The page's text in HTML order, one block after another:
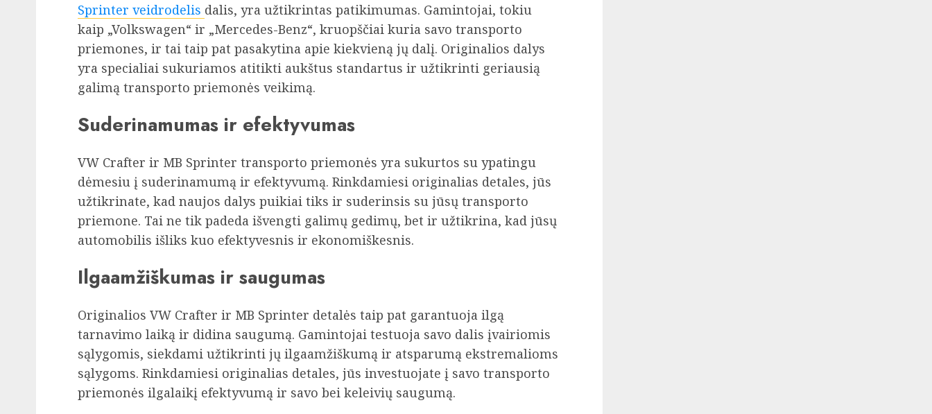
Sprinter veidrodelis dalis, yra užtikrintas patikimumas. Gamintojai, tokiu
kaip „Volkswagen“ ir „Mercedes-Benz“, kruopščiai kuria savo transporto
priemones, ir tai taip pat pasakytina apie kiekvieną jų dalį. Originalios dalys
yra specialiai sukuriamos atitikti aukštus standartus ir užtikrinti geriausią
galimą transporto priemonės veikimą.
Suderinamumas ir efektyvumas
VW Crafter ir MB Sprinter transporto priemonės yra sukurtos su ypatingu
dėmesiu į suderinamumą ir efektyvumą. Rinkdamiesi originalias detales, jūs
užtikrinate, kad naujos dalys puikiai tiks ir suderinsis su jūsų transporto
priemone. Tai ne tik padeda išvengti galimų gedimų, bet ir užtikrina, kad jūsų
automobilis išliks kuo efektyvesnis ir ekonomiškesnis.
Ilgaamžiškumas ir saugumas
Originalios VW Crafter ir MB Sprinter detalės taip pat garantuoja ilgą
tarnavimo laiką ir didina saugumą. Gamintojai testuoja savo dalis įvairiomis
sąlygomis, siekdami užtikrinti jų ilgaamžiškumą ir atsparumą ekstremalioms
sąlygoms. Rinkdamiesi originalias detales, jūs investuojate į savo transporto
priemonės ilgalaikį efektyvumą ir savo bei keleivių saugumą.